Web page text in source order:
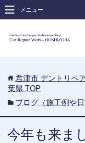
メニュー
君津市 デントリペ
葉県 TOP
ブログ（施工例や日
今年も来ま